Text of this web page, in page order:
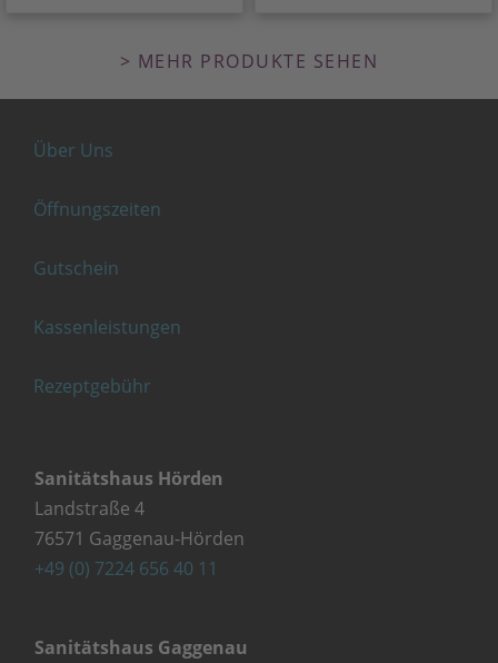
> MEHR PRODUKTE SEHEN
Über Uns
Öffnungszeiten
Gutschein
Kassenleistungen
Rezeptgebühr
Sanitätshaus Hörden
Landstraße 4
76571 Gaggenau-Hörden
+49 (0) 7224 656 40 11
Sanitätshaus Gaggenau